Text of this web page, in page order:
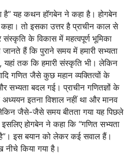
है” यह कथन हॉगबेन ने कहा है। होगबेन
तो इसका उत्तर है प्राचीन काल से
के विकास में महत्वपूर्ण भूमिका
हैं कि पुराने समय में हमारी सभ्यता
यहां तक ​​कि हमारी संस्कृति भी। लेकिन
गणित जैसे कुछ महान व्यक्तित्वों के
सभ्यता बदल गई। प्राचीन गणितज्ञों के
इतना विशाल नहीं था और मानव
जैसे-जैसे समय बीतता गया यह पिछले
होगबेन ने कहा कि “गणित सभ्यता
इस बयान को लेकर कई सवाल हैं।
किया गया है।